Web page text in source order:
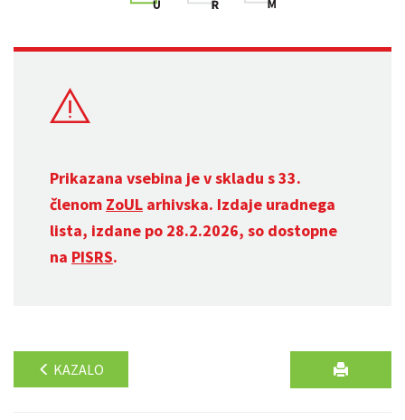
Prikazana vsebina je v skladu s 33.
členom ZoUL arhivska. Izdaje uradnega
lista, izdane po 28.2.2026, so dostopne
na PISRS.
KAZALO